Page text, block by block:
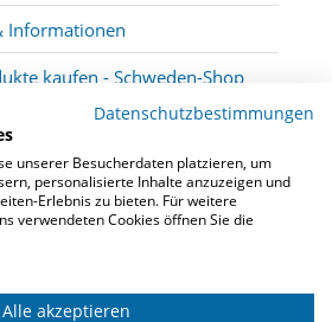
Informationen
kaufen - Schweden-Shop
Datenschutzbestimmungen
unserer Besucherdaten platzieren, um
personalisierte Inhalte anzuzeigen und
Erlebnis zu bieten. Für weitere
verwendeten Cookies öffnen Sie die
Alle akzeptieren